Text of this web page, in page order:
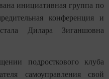
инициативная группа по
конференция и
Дилара Зиганшовна
подросткового клуба
самоуправления свой